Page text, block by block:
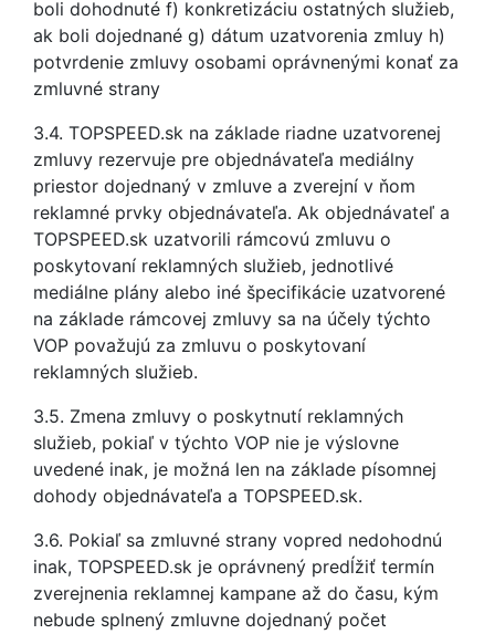
boli dohodnuté f) konkretizáciu ostatných služieb,
ak boli dojednané g) dátum uzatvorenia zmluy h)
potvrdenie zmluvy osobami oprávnenými konať za
zmluvné strany
3.4. TOPSPEED.sk na základe riadne uzatvorenej
zmluvy rezervuje pre objednávateľa mediálny
priestor dojednaný v zmluve a zverejní v ňom
reklamné prvky objednávateľa. Ak objednávateľ a
TOPSPEED.sk uzatvorili rámcovú zmluvu o
poskytovaní reklamných služieb, jednotlivé
mediálne plány alebo iné špecifikácie uzatvorené
na základe rámcovej zmluvy sa na účely týchto
VOP považujú za zmluvu o poskytovaní
reklamných služieb.
3.5. Zmena zmluvy o poskytnutí reklamných
služieb, pokiaľ v týchto VOP nie je výslovne
uvedené inak, je možná len na základe písomnej
dohody objednávateľa a TOPSPEED.sk.
3.6. Pokiaľ sa zmluvné strany vopred nedohodnú
inak, TOPSPEED.sk je oprávnený predĺžiť termín
zverejnenia reklamnej kampane až do času, kým
nebude splnený zmluvne dojednaný počet